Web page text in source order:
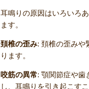
耳鳴りの原因はいろいろ
ます。
頚椎の歪み: 頚椎の歪みや
ります。
咬筋の異常: 顎関節症や歯
し、耳鳴りを引き起こす